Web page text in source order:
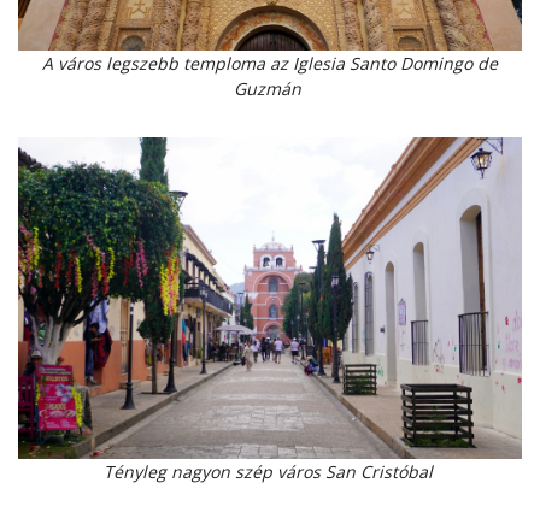
A város legszebb temploma az Iglesia Santo Domingo de
Guzmán
Tényleg nagyon szép város San Cristóbal